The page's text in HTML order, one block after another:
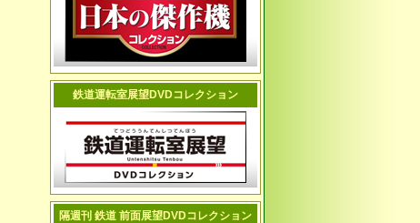
鉄道運転室展望DVDコレクション
隔週刊 鉄道 前面展望DVDコレクション